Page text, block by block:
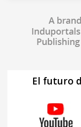
El futuro